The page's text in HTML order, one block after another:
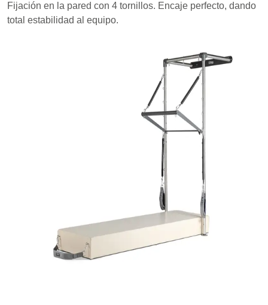
Fijación en la pared con 4 tornillos. Encaje perfecto, dando
total estabilidad al equipo.